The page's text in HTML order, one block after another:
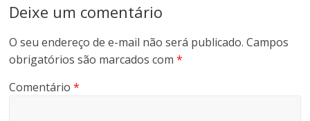
Deixe um comentário
O seu endereço de e-mail não será publicado. Campos
obrigatórios são marcados com*
Comentário*